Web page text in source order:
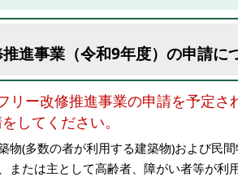
進事業（令和9年度）の申請に
リー改修推進事業の申請を予定さ
してください。
物(多数の者が利用する建築物)および民
または主として高齢者、障がい者等が利